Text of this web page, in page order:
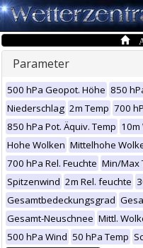
Parameter
500 hPa Geopot. Höhe 850
Niederschlag 2m Temp 700
850 hPa Pot. Äquiv. Temp 10m
Hohe Wolken Mittelhohe
700 hPa Rel. Feuchte Min/Max
Spitzenwind 2m Rel. feuchte
Gesamtbedeckungsgrad
Gesamt-Neuschnee Mittl.
500 hPa Wind 50 hPa Temp